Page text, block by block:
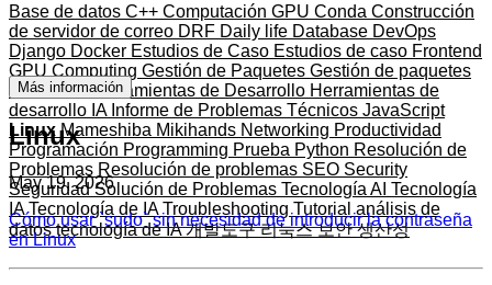
Base de datos C++ Computación GPU Conda Construcción
de servidor de correo DRF Daily life Database DevOps
Django Docker Estudios de Caso Estudios de caso Frontend
GPU Computing Gestión de Paquetes Gestión de paquetes
HardwareHerramientas de Desarrollo Herramientas de
desarrollo IA Informe de Problemas Técnicos JavaScript
LinuxMameshiba Mikihands Networking Productividad
Programación Programming Prueba Python Resolución de
Problemas Resolución de problemas SEO Security
SeguridadSolución de Problemas Tecnología AI Tecnología
IATecnología de IATroubleshootingTutorialanálisis de
datostecnología de IA개발도구리눅스보안생산성
Más información
Linux
May 19, 2026
Cómo usar `sudo` sin necesidad de introducir la contraseña
en Linux